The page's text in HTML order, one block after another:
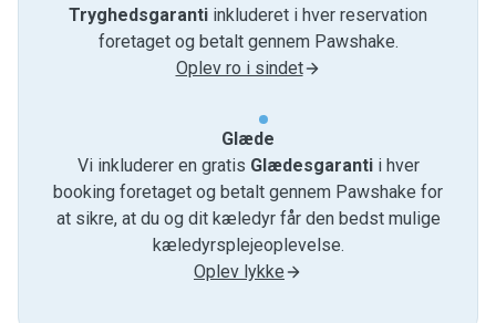
Tryghedsgaranti inkluderet i hver reservation
foretaget og betalt gennem Pawshake.
Oplev ro i sindet
Glæde
Vi inkluderer en gratis Glædesgarantii hver
booking foretaget og betalt gennem Pawshake for
at sikre, at du og dit kæledyr får den bedst mulige
kæledyrsplejeoplevelse.
Oplev lykke